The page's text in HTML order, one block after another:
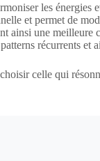
les
et permet de
ainsi une meilleure
récurrents et
celle qui